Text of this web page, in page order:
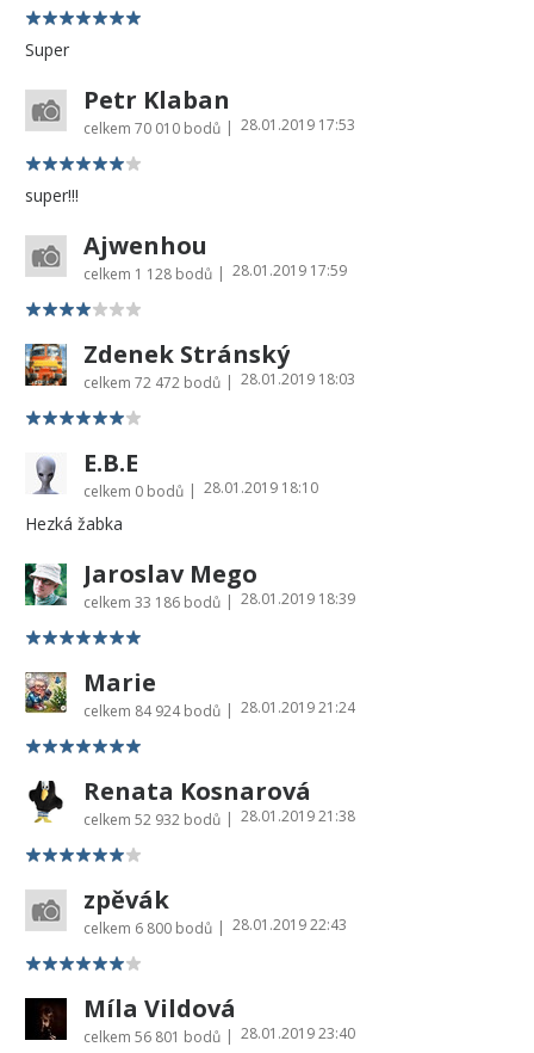
Super
Petr Klaban
celkem 70 010 bodů | 28.01.2019 17:53
super!!!
Ajwenhou
celkem 1 128 bodů | 28.01.2019 17:59
Zdenek Stránský
celkem 72 472 bodů | 28.01.2019 18:03
E.B.E
celkem 0 bodů | 28.01.2019 18:10
Hezká žabka
Jaroslav Mego
celkem 33 186 bodů | 28.01.2019 18:39
Marie
celkem 84 924 bodů | 28.01.2019 21:24
Renata Kosnarová
celkem 52 932 bodů | 28.01.2019 21:38
zpěvák
celkem 6 800 bodů | 28.01.2019 22:43
Míla Vildová
celkem 56 801 bodů | 28.01.2019 23:40